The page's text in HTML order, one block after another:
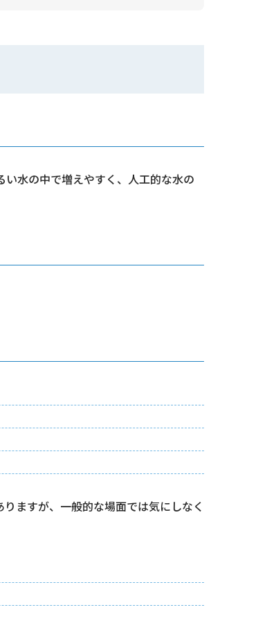
水の中で増えやすく、人工的な水の
ますが、一般的な場面では気にしなく